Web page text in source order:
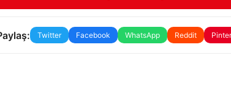
Twitter Facebook WhatsApp Reddit